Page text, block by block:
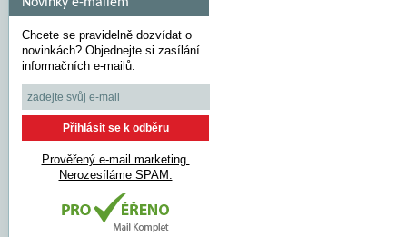
Chcete se pravidelně dozvídat o
novinkách? Objednejte si zasílání
informačních e-mailů.
Prověřený e-mail marketing.
Nerozesíláme SPAM.